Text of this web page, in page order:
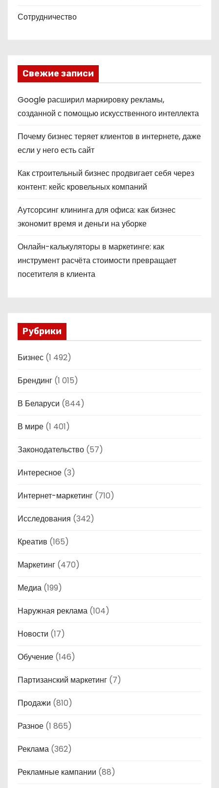
Сотрудничество
Свежие записи
Google расширил маркировку рекламы,
созданной с помощью искусственного интеллекта
Почему бизнес теряет клиентов в интернете, даже
если у него есть сайт
Как строительный бизнес продвигает себя через
контент: кейс кровельных компаний
Аутсорсинг клининга для офиса: как бизнес
экономит время и деньги на уборке
Онлайн-калькуляторы в маркетинге: как
инструмент расчёта стоимости превращает
посетителя в клиента
Рубрики
Бизнес (1 492)
Брендинг (1 015)
В Беларуси (844)
В мире (1 401)
Законодательство (57)
Интересное (3)
Интернет-маркетинг (710)
Исследования (342)
Креатив (165)
Маркетинг (470)
Медиа (199)
Наружная реклама (104)
Новости (17)
Обучение (146)
Партизанский маркетинг (7)
Продажи (810)
Разное (1 865)
Реклама (362)
Рекламные кампании (88)